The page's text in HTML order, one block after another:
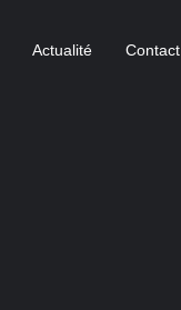
Actualité Contact